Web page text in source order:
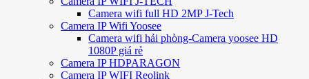
Camera wifi full HD 2MP J-Tech
Camera IP Wifi Yoosee
Camera wifi hải phòng-Camera yoosee HD
1080P giá rẻ
Camera IP HDPARAGON
Camera IP WIFI Reolink